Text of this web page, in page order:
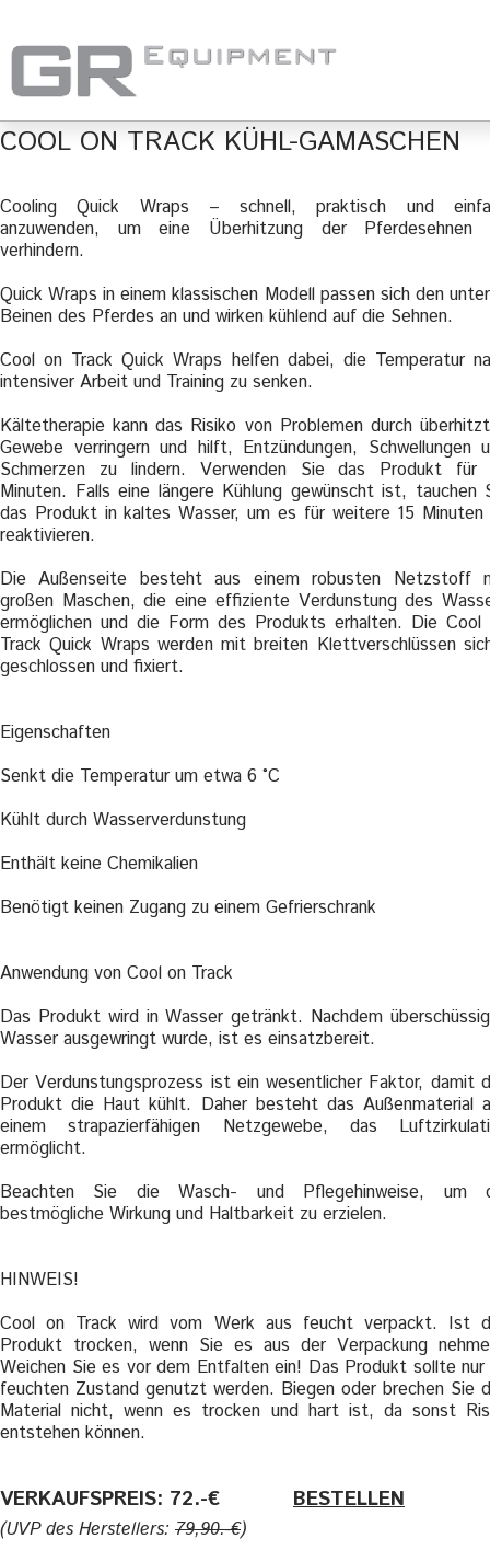
COOL ON TRACK KÜHL-GAMASCHEN
Cooling Quick Wraps – schnell, praktisch und
anzuwenden, um eine Überhitzung der Pferdesehnen
verhindern.
Quick Wraps in einem klassischen Modell passen sich den
Beinen des Pferdes an und wirken kühlend auf die Sehnen.
Cool on Track Quick Wraps helfen dabei, die Temperatur
intensiver Arbeit und Training zu senken.
Kältetherapie kann das Risiko von Problemen durch
Gewebe verringern und hilft, Entzündungen, Schwellungen
Schmerzen zu lindern. Verwenden Sie das Produkt für
Minuten. Falls eine längere Kühlung gewünscht ist, tauchen
das Produkt in kaltes Wasser, um es für weitere 15 Minuten
reaktivieren.
Die Außenseite besteht aus einem robusten Netzstoff
großen Maschen, die eine effiziente Verdunstung des
ermöglichen und die Form des Produkts erhalten. Die Cool
Track Quick Wraps werden mit breiten Klettverschlüssen
geschlossen und fixiert.
Eigenschaften
Senkt die Temperatur um etwa 6 °C
Kühlt durch Wasserverdunstung
Enthält keine Chemikalien
Benötigt keinen Zugang zu einem Gefrierschrank
Anwendung von Cool on Track
Das Produkt wird in Wasser getränkt. Nachdem
Wasser ausgewringt wurde, ist es einsatzbereit.
Der Verdunstungsprozess ist ein wesentlicher Faktor, damit
Produkt die Haut kühlt. Daher besteht das Außenmaterial
einem strapazierfähigen Netzgewebe, das
ermöglicht.
Beachten Sie die Wasch- und Pflegehinweise, um
bestmögliche Wirkung und Haltbarkeit zu erzielen.
HINWEIS!
Cool on Track wird vom Werk aus feucht verpackt. Ist
Produkt trocken, wenn Sie es aus der Verpackung
Weichen Sie es vor dem Entfalten ein! Das Produkt sollte nur
feuchten Zustand genutzt werden. Biegen oder brechen Sie
Material nicht, wenn es trocken und hart ist, da sonst
entstehen können.
VERKAUFSPREIS: 72.-€ BESTELLEN
(UVP des Herstellers: 79,90.-€)